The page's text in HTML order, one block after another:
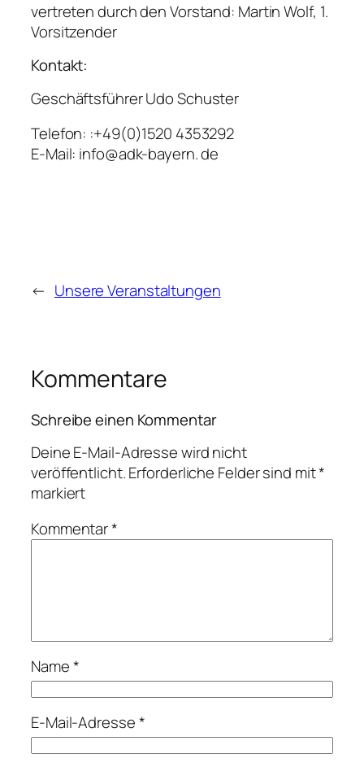
vertreten durch den Vorstand: Martin Wolf, 1.
Vorsitzender
Kontakt:
Geschäftsführer Udo Schuster
Telefon: :+49(0)1520 4353292
E-Mail: info@adk-bayern. de
← Unsere Veranstaltungen
Kommentare
Schreibe einen Kommentar
Deine E-Mail-Adresse wird nicht
veröffentlicht.Erforderliche Felder sind mit*
markiert
Kommentar*
Name*
E-Mail-Adresse*